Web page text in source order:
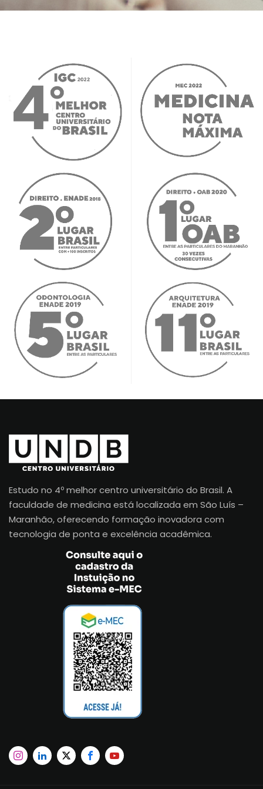
Estudo no 4º melhor centro universitário do Brasil. A
faculdade de medicina está localizada em São Luís –
Maranhão, oferecendo formação inovadora com
tecnologia de ponta e excelência acadêmica.